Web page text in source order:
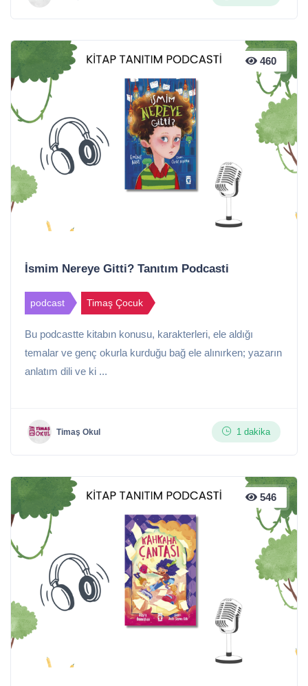
460
İsmim Nereye Gitti? Tanıtım Podcasti
podcast Timaş Çocuk
Bu podcastte kitabın konusu, karakterleri, ele aldığı
temalar ve genç okurla kurduğu bağ ele alınırken; yazarın
anlatım dili ve ki ...
Timaş Okul 1 dakika
546